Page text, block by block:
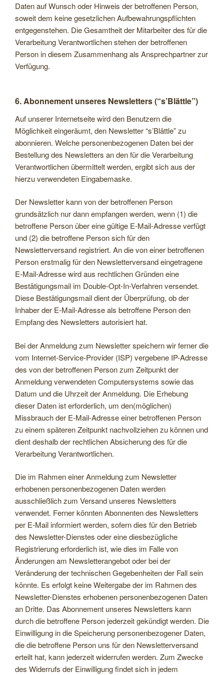
Daten auf Wunsch oder Hinweis der betroffenen Person,
soweit dem keine gesetzlichen Aufbewahrungspflichten
entgegenstehen. Die Gesamtheit der Mitarbeiter des für die
Verarbeitung Verantwortlichen stehen der betroffenen
Person in diesem Zusammenhang als Ansprechpartner zur
Verfügung.
6. Abonnement unseres Newsletters (“s’Blättle”)
Auf unserer Internetseite wird den Benutzern die
Möglichkeit eingeräumt, den Newsletter “s’Blättle” zu
abonnieren. Welche personenbezogenen Daten bei der
Bestellung des Newsletters an den für die Verarbeitung
Verantwortlichen übermittelt werden, ergibt sich aus der
hierzu verwendeten Eingabemaske.
Der Newsletter kann von der betroffenen Person
grundsätzlich nur dann empfangen werden, wenn (1) die
betroffene Person über eine gültige E-Mail-Adresse verfügt
und (2) die betroffene Person sich für den
Newsletterversand registriert. An die von einer betroffenen
Person erstmalig für den Newsletterversand eingetragene
E-Mail-Adresse wird aus rechtlichen Gründen eine
Bestätigungsmail im Double-Opt-In-Verfahren versendet.
Diese Bestätigungsmail dient der Überprüfung, ob der
Inhaber der E-Mail-Adresse als betroffene Person den
Empfang des Newsletters autorisiert hat.
Bei der Anmeldung zum Newsletter speichern wir ferner die
vom Internet-Service-Provider (ISP) vergebene IP-Adresse
des von der betroffenen Person zum Zeitpunkt der
Anmeldung verwendeten Computersystems sowie das
Datum und die Uhrzeit der Anmeldung. Die Erhebung
dieser Daten ist erforderlich, um den(möglichen)
Missbrauch der E-Mail-Adresse einer betroffenen Person
zu einem späteren Zeitpunkt nachvollziehen zu können und
dient deshalb der rechtlichen Absicherung des für die
Verarbeitung Verantwortlichen.
Die im Rahmen einer Anmeldung zum Newsletter
erhobenen personenbezogenen Daten werden
ausschließlich zum Versand unseres Newsletters
verwendet. Ferner könnten Abonnenten des Newsletters
per E-Mail informiert werden, sofern dies für den Betrieb
des Newsletter-Dienstes oder eine diesbezügliche
Registrierung erforderlich ist, wie dies im Falle von
Änderungen am Newsletterangebot oder bei der
Veränderung der technischen Gegebenheiten der Fall sein
könnte. Es erfolgt keine Weitergabe der im Rahmen des
Newsletter-Dienstes erhobenen personenbezogenen Daten
an Dritte. Das Abonnement unseres Newsletters kann
durch die betroffene Person jederzeit gekündigt werden. Die
Einwilligung in die Speicherung personenbezogener Daten,
die die betroffene Person uns für den Newsletterversand
erteilt hat, kann jederzeit widerrufen werden. Zum Zwecke
des Widerrufs der Einwilligung findet sich in jedem